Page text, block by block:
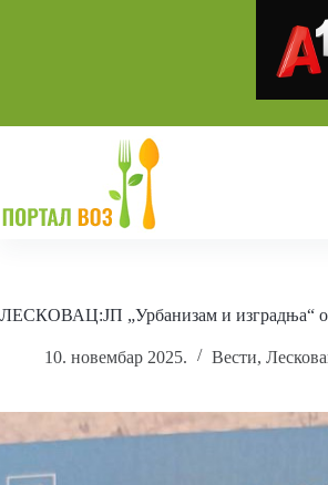
ЛЕСКОВАЦ:ЈП „Урбанизам и изградња“
10. новембар 2025. Вести,